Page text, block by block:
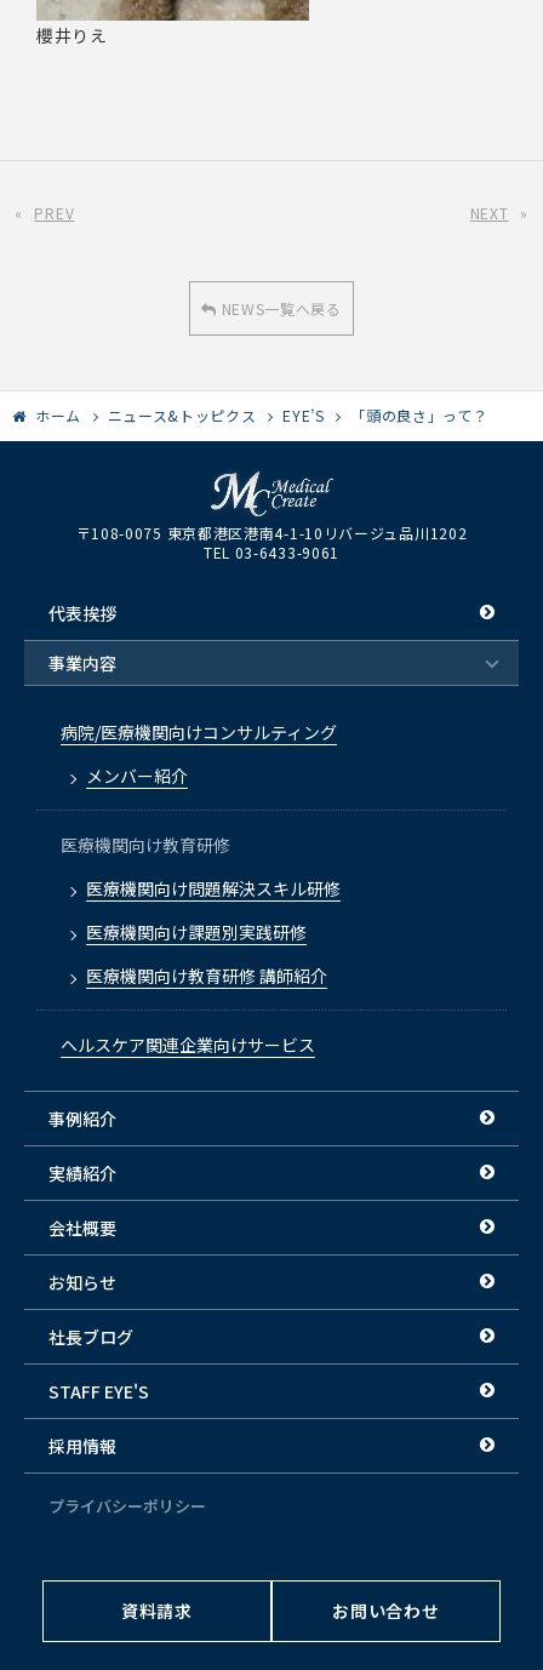
櫻井りえ
« PREV NEXT »
NEWS一覧へ戻る
ホーム ニュース&トッピクス EYE’S 「頭の良さ」って？
〒108-0075 東京都港区港南4-1-10リバージュ品川1202
TEL 03-6433-9061
代表挨拶
事業内容
病院/医療機関向けコンサルティング
メンバー紹介
医療機関向け教育研修
医療機関向け問題解決スキル研修
医療機関向け課題別実践研修
医療機関向け教育研修 講師紹介
ヘルスケア関連企業向けサービス
事例紹介
実績紹介
会社概要
お知らせ
社長ブログ
STAFF EYE'S
採用情報
プライバシーポリシー
資料請求 お問い合わせ